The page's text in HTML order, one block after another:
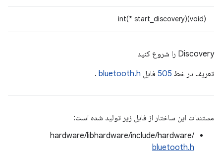
int(* start_discovery)(void)
Discovery را شروع کنید
تعریف در خط 505 فایل bluetooth.h
.
مستندات این ساختار از فایل زیر تولید شده است:
hardware/libhardware/include/hardware/
bluetooth.h